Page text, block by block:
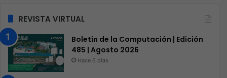
REVISTA VIRTUAL
Boletín de la Computación | Edición
485 | Agosto 2026
Hace 6 días